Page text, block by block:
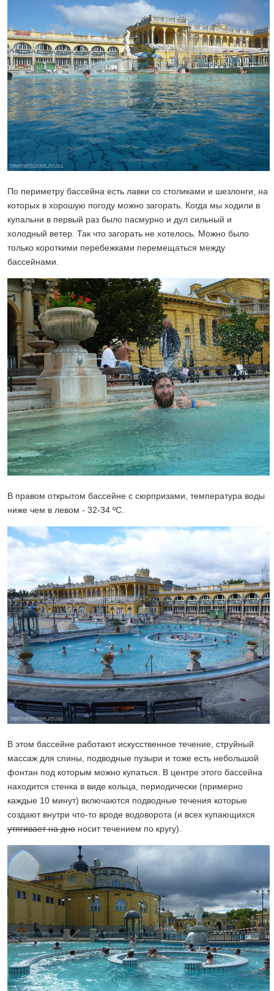
По периметру бассейна есть лавки со столиками и шезлонги, на
которых в хорошую погоду можно загорать. Когда мы ходили в
купальни в первый раз было пасмурно и дул сильный и
холодный ветер. Так что загорать не хотелось. Можно было
только короткими перебежками перемещаться между
бассейнами.
В правом открытом бассейне с сюрпризами, температура воды
ниже чем в левом - 32-34 ºС.
В этом бассейне работают искусственное течение, струйный
массаж для спины, подводные пузыри и тоже есть небольшой
фонтан под которым можно купаться. В центре этого бассейна
находится стенка в виде кольца, периодически (примерно
каждые 10 минут) включаются подводные течения которые
создают внутри что-то вроде водоворота (и всех купающихся
утягивает на дно носит течением по кругу).